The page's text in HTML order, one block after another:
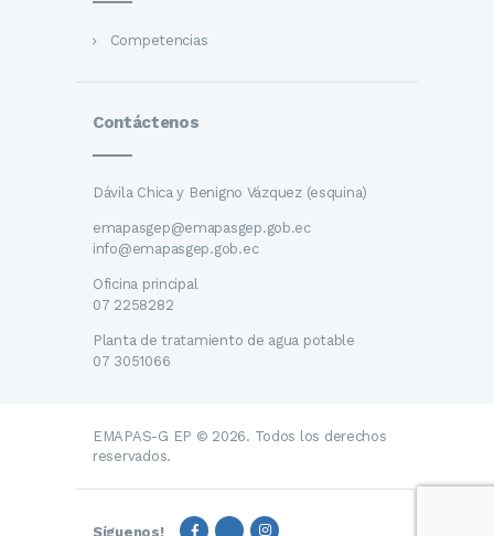
Competencias
Contáctenos
Dávila Chica y Benigno Vázquez (esquina)
emapasgep@emapasgep.gob.ec
info@emapasgep.gob.ec
Oficina principal
07 2258282
Planta de tratamiento de agua potable
07 3051066
EMAPAS-G EP © 2026. Todos los derechos
reservados.
Síguenos!